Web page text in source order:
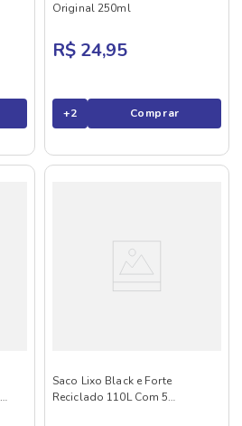
Original 250ml
R$ 24,95
+2 Comprar
Saco Lixo Black e Forte
Reciclado 110L Com 5